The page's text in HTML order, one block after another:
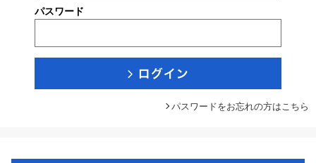
パスワード
パスワードをお忘れの方はこちら